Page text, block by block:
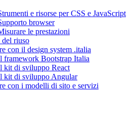
e risorse per CSS e JavaScript
browser
le prestazioni
del riuso
con il design system .italia
framework Bootstrap Italia
kit di sviluppo React
kit di sviluppo Angular
con i modelli di sito e servizi